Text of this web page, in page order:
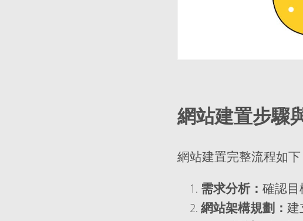
網站建置步驟
網站建置完整流程如下
需求分析： 確認目
網站架構規劃： 建